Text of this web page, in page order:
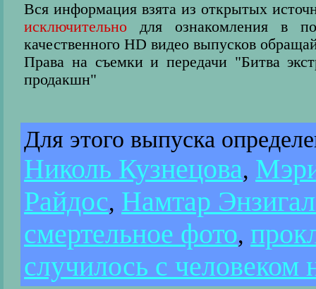
Вся информация взята из открытых
исключительно для ознакомления в
качественного HD видео выпусков
Права на съемки и передачи "Битва
продакшн"
Для этого выпуска
Николь Кузнецова,
Райдос, Намтар
смертельное фото,
случилось с человеком